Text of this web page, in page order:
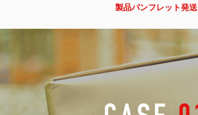
製品パンフレット発送